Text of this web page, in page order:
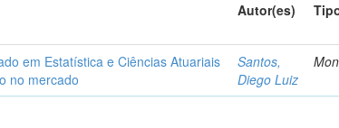
Autor(es)
em Estatística e Ciências Atuariais
no mercado
Santos,
Diego Luiz